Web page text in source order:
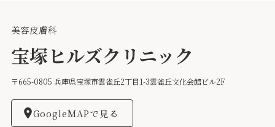
美容皮膚科
宝塚ヒルズクリニック
〒665-0805 兵庫県宝塚市雲雀丘2丁目1-3雲雀丘文化会館ビル2F
GoogleMAPで見る